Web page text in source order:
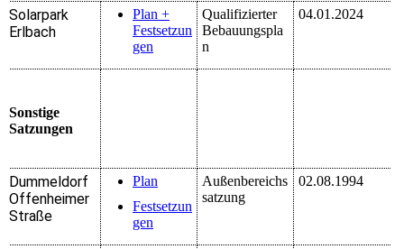
Solarpark
Erlbach
Plan +
Festsetzun
gen
Qualifizierter
Bebauungspla
n
04.01.2024
Sonstige
Satzungen
Dummeldorf
Offenheimer
Straße
Plan
Festsetzun
gen
Außenbereichs
satzung
02.08.1994